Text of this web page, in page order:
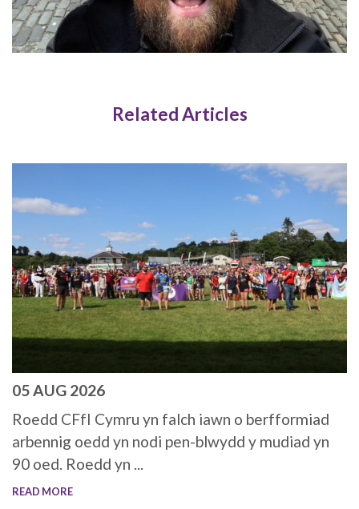
Related Articles
05 AUG 2026
Roedd CFfI Cymru yn falch iawn o berfformiad
arbennig oedd yn nodi pen-blwydd y mudiad yn
90 oed. Roedd yn ...
READ MORE